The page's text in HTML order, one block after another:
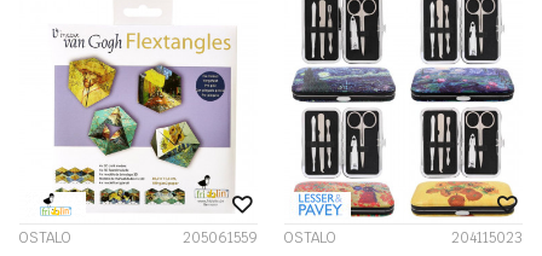
OSTALO 205061559 OSTALO 204115023